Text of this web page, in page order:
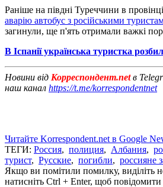
Раніше на півдні Туреччини в
аварію автобус з російськими
загинули, ще п'ять отримали важкі
В Іспанії українська туристка
Новини від Корреспондент.netв
наш канал https://t.me/korrespondentnet
Читайте Korrespondent.net в Google
ТЕГИ: Россия, полиция, Албания,
турист, Русские, погибли, россияне
Якщо ви помітили помилку, виділіть
натисніть Ctrl + Enter, щоб